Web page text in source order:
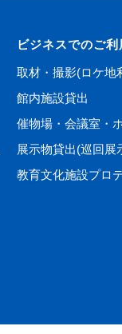
ビジネスでのご利
取材・撮影(ロケ地
館内施設貸出
催物場・会議室・
展示物貸出(巡回展
教育文化施設プロ